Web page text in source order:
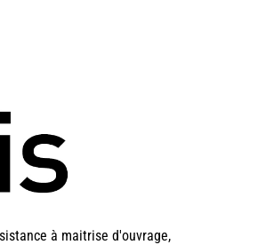
à maitrise d'ouvrage,